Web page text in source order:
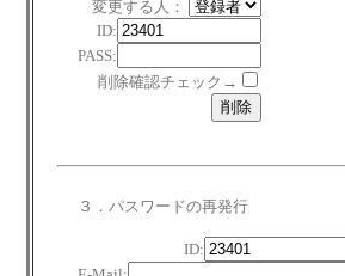
変更する人：
ID:
PASS:
削除確認チェック→
３．パスワードの再発行
ID: